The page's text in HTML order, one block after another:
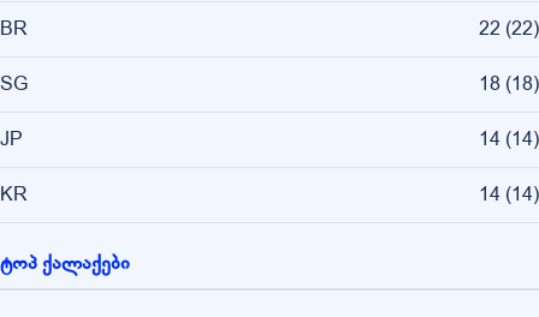
BR 22 (22)
SG 18 (18)
JP 14 (14)
KR 14 (14)
ტოპ ქალაქები